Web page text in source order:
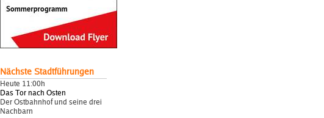
Nächste Stadtführungen
Heute 11:00h
Das Tor nach Osten
Der Ostbahnhof und seine drei
Nachbarn